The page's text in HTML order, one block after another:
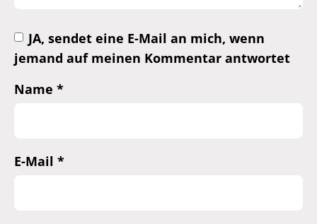
JA, sendet eine E-Mail an mich, wenn
jemand auf meinen Kommentar antwortet
Name *
E-Mail *